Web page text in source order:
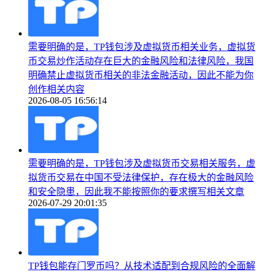
需要明确的是，TP钱包涉及虚拟货币相关业务，虚拟货
币交易炒作活动存在巨大的金融风险和法律风险，我国
明确禁止虚拟货币相关的非法金融活动，因此不能为你
创作相关内容
2026-08-05 16:56:14
需要明确的是，TP钱包涉及虚拟货币交易相关服务，虚
拟货币交易在中国不受法律保护，存在极大的金融风险
和安全隐患，因此我不能按照你的要求撰写相关文章
2026-07-29 20:01:35
TP钱包能存门罗币吗？从技术适配到合规风险的全面解